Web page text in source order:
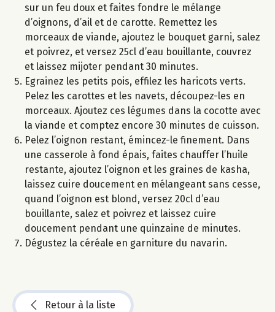
sur un feu doux et faites fondre le mélange
d’oignons, d’ail et de carotte. Remettez les
morceaux de viande, ajoutez le bouquet garni, salez
et poivrez, et versez 25cl d’eau bouillante, couvrez
et laissez mijoter pendant 30 minutes.
Egrainez les petits pois, effilez les haricots verts.
Pelez les carottes et les navets, découpez-les en
morceaux. Ajoutez ces légumes dans la cocotte avec
la viande et comptez encore 30 minutes de cuisson.
Pelez l’oignon restant, émincez-le finement. Dans
une casserole à fond épais, faites chauffer l’huile
restante, ajoutez l’oignon et les graines de kasha,
laissez cuire doucement en mélangeant sans cesse,
quand l’oignon est blond, versez 20cl d’eau
bouillante, salez et poivrez et laissez cuire
doucement pendant une quinzaine de minutes.
Dégustez la céréale en garniture du navarin.
Retour à la liste